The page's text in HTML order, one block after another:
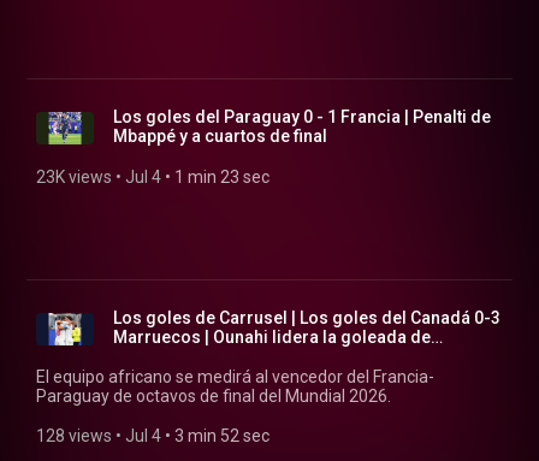
Los goles del Paraguay 0 - 1 Francia | Penalti de
Mbappé y a cuartos de final
23K views • Jul 4 • 1 min 23 sec
Los goles de Carrusel | Los goles del Canadá 0-3
Marruecos | Ounahi lidera la goleada de
El equipo africano se medirá al vencedor del Francia-
Paraguay de octavos de final del Mundial 2026.
128 views • Jul 4 • 3 min 52 sec